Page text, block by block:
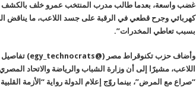
غضب واسعة، بعدما طالب مدرب المنتخب عمرو خلف بالكشف
كهربائي وجرح قطعي في الرقبة على جسد اللاعب، ما يناقض
بسبب تعاطي المخدرات”.
وأضاف حزب تكنوقراط مصر (@egy_technocrats
)
اللاعب، مشيرًا إلى أن وزارة الشباب والرياضة والاتحاد
“صراع مع المرض”، بينما روّج إعلام الدولة رواية “الأزمة